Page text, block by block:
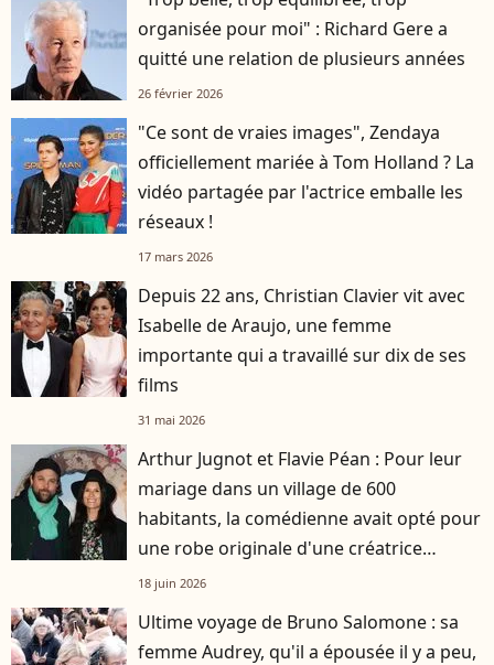
organisée pour moi" : Richard Gere a
quitté une relation de plusieurs années
26 février 2026
"Ce sont de vraies images", Zendaya
officiellement mariée à Tom Holland ? La
vidéo partagée par l'actrice emballe les
réseaux !
17 mars 2026
Depuis 22 ans, Christian Clavier vit avec
Isabelle de Araujo, une femme
importante qui a travaillé sur dix de ses
films
31 mai 2026
Arthur Jugnot et Flavie Péan : Pour leur
mariage dans un village de 600
habitants, la comédienne avait opté pour
une robe originale d'une créatrice
française
18 juin 2026
Ultime voyage de Bruno Salomone : sa
femme Audrey, qu'il a épousée il y a peu,